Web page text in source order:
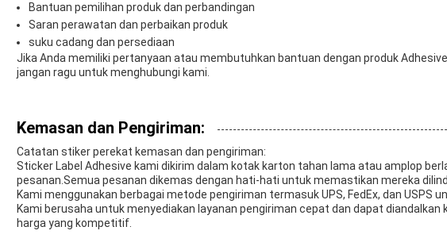
Bantuan pemilihan produk dan perbandingan
Saran perawatan dan perbaikan produk
suku cadang dan persediaan
Jika Anda memiliki pertanyaan atau membutuhkan bantuan dengan produk
jangan ragu untuk menghubungi kami.
Kemasan dan Pengiriman:
Catatan stiker perekat kemasan dan pengiriman:
Sticker Label Adhesive kami dikirim dalam kotak karton tahan lama atau amplop
pesanan.Semua pesanan dikemas dengan hati-hati untuk memastikan mereka
Kami menggunakan berbagai metode pengiriman termasuk UPS, FedEx, dan USPS
Kami berusaha untuk menyediakan layanan pengiriman cepat dan dapat diandalkan
harga yang kompetitif.